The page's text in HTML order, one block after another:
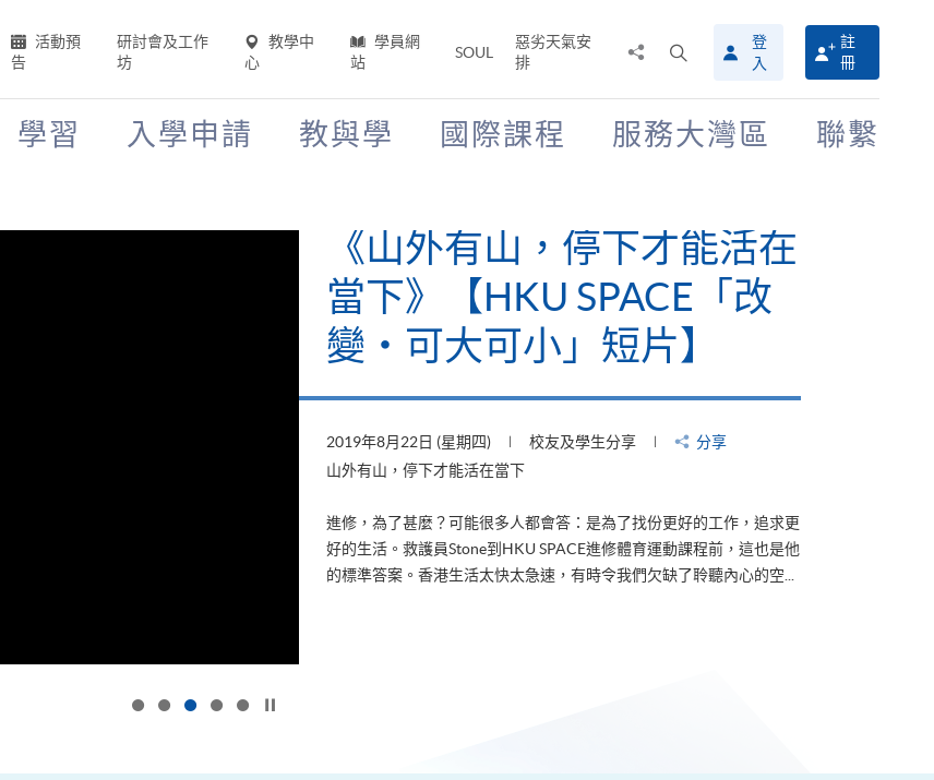
活動預
告
研討會及工作
坊
教學中
心
學員網
站
SOUL
惡劣天氣安
排
搜
尋
介
登
入
註
冊
學習 入學申請 教與學 國際課程 服務大灣區 聯繫
《山外有山，停下才能活在
當下》【HKU SPACE「改
變‧可大可小」短片】
2019年8月22日 (星期四) 校友及學生分享
分享
山外有山，停下才能活在當下
進修，為了甚麼？可能很多人都會答：是為了找份更好的工作，追求更
好的生活。救護員Stone到HKU SPACE進修體育運動課程前，這也是他
的標準答案。香港生活太快太急速，有時令我們欠缺了聆聽內心的空...